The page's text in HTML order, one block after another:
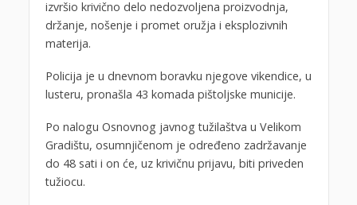
izvršio krivično delo nedozvoljena proizvodnja,
držanje, nošenje i promet oružja i eksplozivnih
materija.
Policija je u dnevnom boravku njegove vikendice, u
lusteru, pronašla 43 komada pištoljske municije.
Po nalogu Osnovnog javnog tužilaštva u Velikom
Gradištu, osumnjičenom je određeno zadržavanje
do 48 sati i on će, uz krivičnu prijavu, biti priveden
tužiocu.